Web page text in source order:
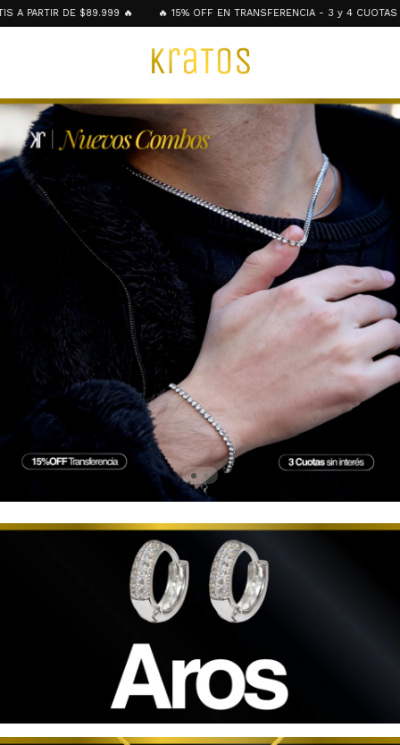
DE $89.999 🔥 🔥 15% OFF EN TRANSFERENCIA - 3 y 4 CUOTAS SIN